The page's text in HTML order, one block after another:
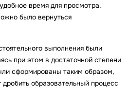
время для просмотра.
было вернуться
выполнения были
при этом в достаточной степени
сформированы таким образом,
дробить образовательный процесс